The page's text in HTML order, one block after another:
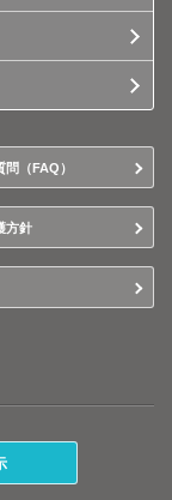
問（FAQ）
方針